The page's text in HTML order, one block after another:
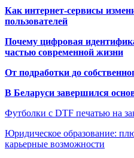
Как интернет-сервисы
пользователей
Почему цифровая
частью современной жизни
От подработки до
В Беларуси завершился
Футболки с DTF печатью на
Юридическое образование:
карьерные возможности